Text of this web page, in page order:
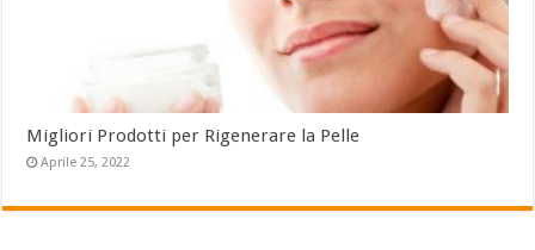
Migliori Prodotti per Rigenerare la Pelle
Aprile 25, 2022